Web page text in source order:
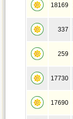
18169
337
259
17730
17690